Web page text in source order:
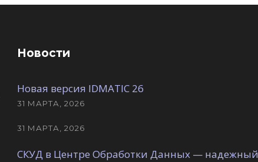
Новости
Новая версия IDMATIC 26
31 МАРТА, 2026
31 МАРТА, 2026
СКУД в Центре Обработки Данных — надежный